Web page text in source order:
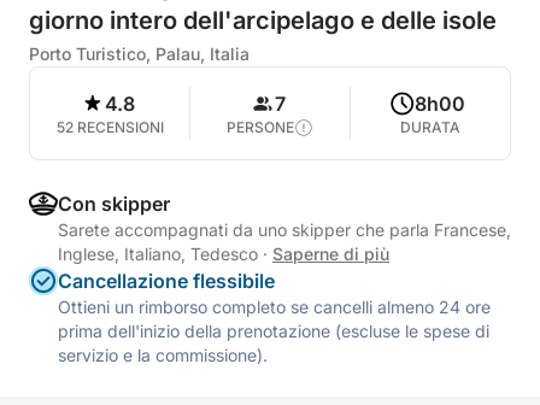
giorno intero dell'arcipelago e delle isole
Porto Turistico, Palau, Italia
4.8
52 RECENSIONI
7
PERSONE
8h00
DURATA
Con skipper
Sarete accompagnati da uno skipper che parla Francese,
Inglese, Italiano, Tedesco · Saperne di più
Cancellazione flessibile
Ottieni un rimborso completo se cancelli almeno 24 ore
prima dell'inizio della prenotazione (escluse le spese di
servizio e la commissione).